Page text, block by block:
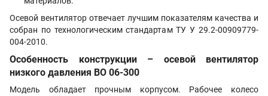
Осевой вентилятор отвечает лучшим показателям качества и
собран по технологическим стандартам ТУ У 29.2-00909779-
004-2010.
Особенность конструкции – осевой вентилятор
низкого давления ВО 06-300
Модель обладает прочным корпусом. Рабочее колесо